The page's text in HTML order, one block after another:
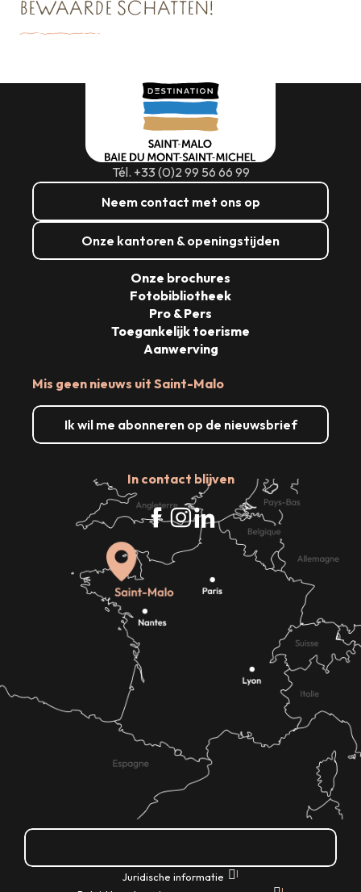
BEWAARDE SCHATTEN!
Saint Malo Le Bijou Corsaire
Cancale & Les Perles de la Côte
L’Or de la Baie du Mont Saint Michel
Tél. +33 (0)2 99 56 66 99
Neem contact met ons op
Onze kantoren & openingstijden
Mis geen nieuws uit Saint-Malo
Ik wil me abonneren op de nieuwsbrief
In contact blijven
Onze brochures
Fotobibliotheek
Pro & Pers
Toegankelijk toerisme
Aanwerving
Juridische informatie |